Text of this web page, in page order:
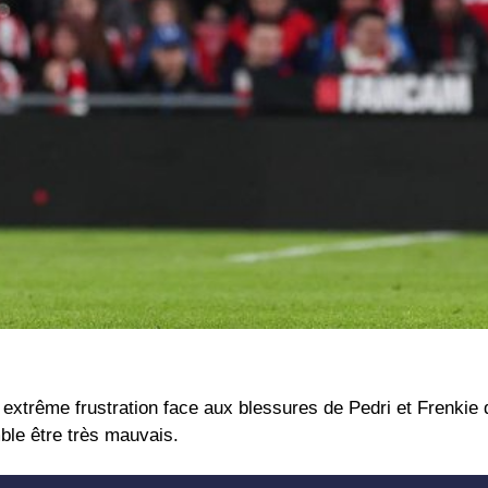
frustration face aux blessures de Pedri et Frenkie
être très mauvais.